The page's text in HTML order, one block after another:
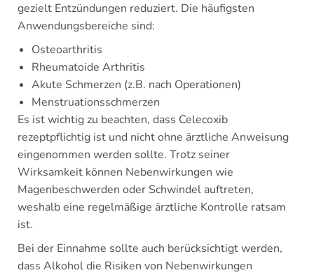
gezielt Entzündungen reduziert. Die häufigsten
Anwendungsbereiche sind:
Osteoarthritis
Rheumatoide Arthritis
Akute Schmerzen (z.B. nach Operationen)
Menstruationsschmerzen
Es ist wichtig zu beachten, dass Celecoxib
rezeptpflichtig ist und nicht ohne ärztliche Anweisung
eingenommen werden sollte. Trotz seiner
Wirksamkeit können Nebenwirkungen wie
Magenbeschwerden oder Schwindel auftreten,
weshalb eine regelmäßige ärztliche Kontrolle ratsam
ist.
Bei der Einnahme sollte auch berücksichtigt werden,
dass Alkohol die Risiken von Nebenwirkungen